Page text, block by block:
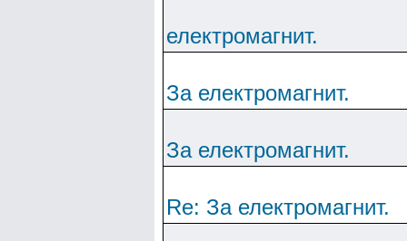
електромагнит.
За електромагнит.
За електромагнит.
Re: За електромагнит.